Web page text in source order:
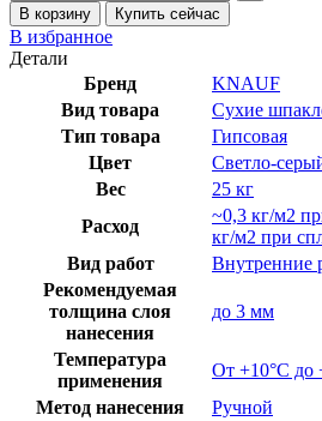
В корзину Купить сейчас
В избранное
Детали
Бренд
KNAUF
Вид товара
Сухие
Тип товара
Гипсовая
Цвет
Светло-
Вес
25 кг
Расход
~0,3 кг/м2
кг/м2 при
Вид работ
Внутренние
Рекомендуемая
толщина слоя
нанесения
до 3 мм
Температура
применения
От +10°C до
Метод нанесения
Ручной